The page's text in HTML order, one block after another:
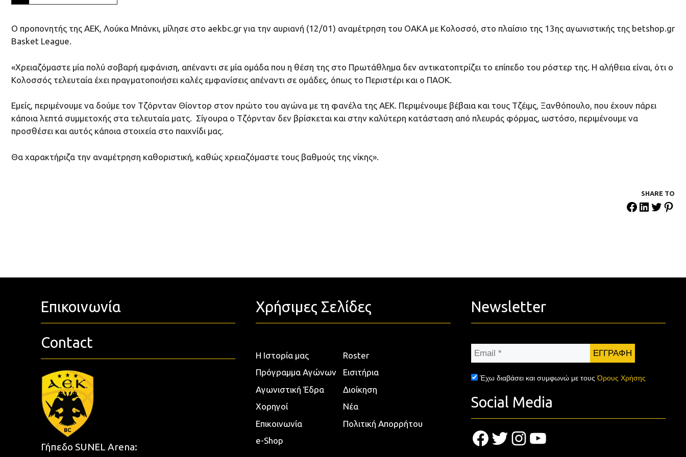
O προπονητής της ΑΕΚ, Λούκα Μπάνκι, μίλησε στο aekbc.gr για την αυριανή (12/01) αναμέτρηση του ΟΑΚΑ με Κολοσσό, στο πλαίσιο της 13ης αγωνιστικής της betshop.gr
Basket League.
«Χρειαζόμαστε μία πολύ σοβαρή εμφάνιση, απέναντι σε μία ομάδα που η θέση της στο Πρωτάθλημα δεν αντικατοπτρίζει το επίπεδο του ρόστερ της. Η αλήθεια είναι, ότι ο
Κολοσσός τελευταία έχει πραγματοποιήσει καλές εμφανίσεις απέναντι σε ομάδες, όπως το Περιστέρι και ο ΠΑΟΚ.
Εμείς, περιμένουμε να δούμε τον Τζόρνταν Θίοντορ στον πρώτο του αγώνα με τη φανέλα της ΑΕΚ. Περιμένουμε βέβαια και τους Τζέιμς, Ξανθόπουλο, που έχουν πάρει
κάποια λεπτά συμμετοχής στα τελευταία ματς. Σίγουρα ο Τζόρνταν δεν βρίσκεται και στην καλύτερη κατάσταση από πλευράς φόρμας, ωστόσο, περιμένουμε να
προσθέσει και αυτός κάποια στοιχεία στο παιχνίδι μας.
Θα χαρακτήριζα την αναμέτρηση καθοριστική, καθώς χρειαζόμαστε τους βαθμούς της νίκης».
SHARE ΤΟ
Επικοινωνία
Contact
Γήπεδο SUNEL Arena:
Χρήσιμες Σελίδες
Η Ιστορία μας
Roster
Πρόγραμμα Αγώνων
Εισιτήρια
Αγωνιστική Έδρα
Διοίκηση
Χορηγοί
Νέα
Επικοινωνία
Πολιτική Απορρήτου
e-Shop
Newsletter
Email
Έχω διαβάσει και συμφωνώ με τουςΌρους Χρήσης
Social Media
Facebook
TwitterInstagram
YouTube